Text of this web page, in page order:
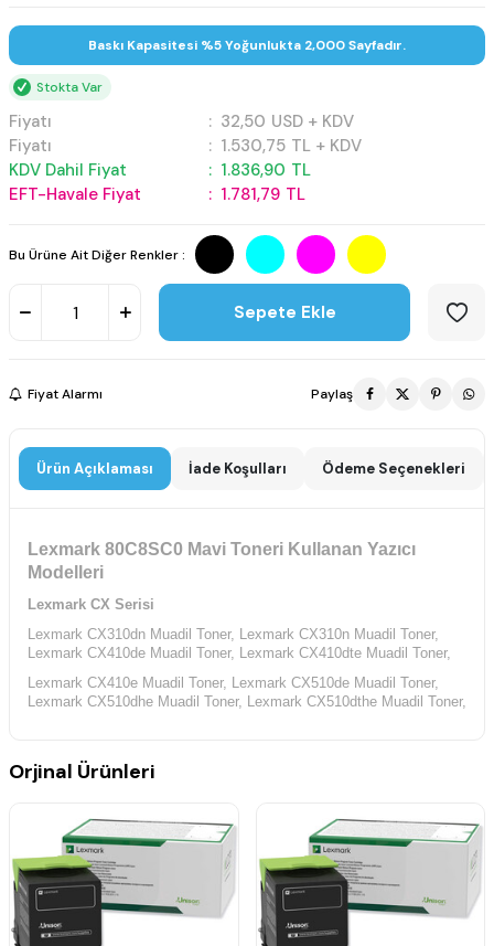
Baskı Kapasitesi %5 Yoğunlukta 2,000 Sayfadır.
Stokta Var
Fiyatı : 32,50 USD + KDV
Fiyatı
: 1.530,75 TL + KDV
KDV Dahil Fiyat
: 1.836,90 TL
EFT-Havale Fiyat
: 1.781,79 TL
Bu Ürüne Ait Diğer Renkler :
Sepete Ekle
Fiyat Alarmı Paylaş
Ürün Açıklaması İade Koşulları Ödeme Seçenekleri
Lexmark 80C8SC0 Mavi Toneri Kullanan Yazıcı
Modelleri
Lexmark CX Serisi
Lexmark CX310dn Muadil Toner, Lexmark CX310n Muadil Toner,
Lexmark CX410de Muadil Toner, Lexmark CX410dte Muadil Toner,
Lexmark CX410e Muadil Toner, Lexmark CX510de Muadil Toner,
Lexmark CX510dhe Muadil Toner, Lexmark CX510dthe Muadil Toner,
Orjinal Ürünleri